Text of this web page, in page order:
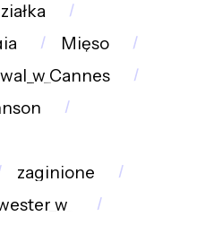
Mięso
zaginione